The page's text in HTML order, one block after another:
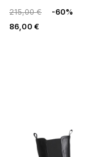
215,00 €
-60%
86,00 €